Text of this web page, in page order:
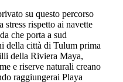
su questo percorso
stress rispetto ai navette
che porta a sud
della città di Tulum prima
della Riviera Maya,
e riserve naturali creano
raggiungerai Playa